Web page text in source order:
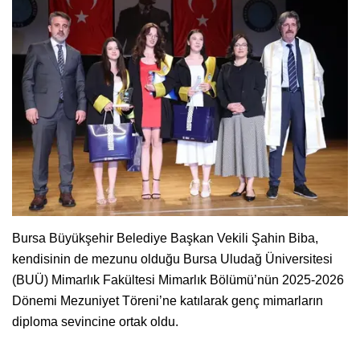
Bursa Büyükşehir Belediye Başkan Vekili Şahin Biba,
kendisinin de mezunu olduğu Bursa Uludağ Üniversitesi
(BUÜ) Mimarlık Fakültesi Mimarlık Bölümü’nün 2025-2026
Dönemi Mezuniyet Töreni’ne katılarak genç mimarların
diploma sevincine ortak oldu.